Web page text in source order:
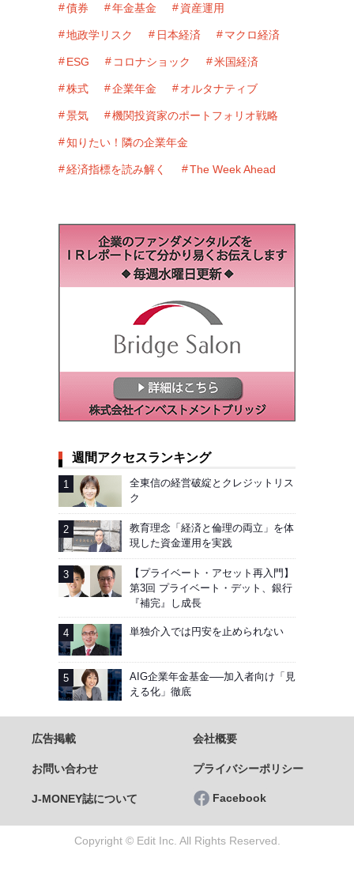
債券 年金基金 資産運用
地政学リスク 日本経済 マクロ経済
ESG コロナショック 米国経済
株式 企業年金 オルタナティブ
景気 機関投資家のポートフォリオ戦略
知りたい！隣の企業年金
経済指標を読み解く The Week Ahead
週間アクセスランキング
全東信の経営破綻とクレジットリス
ク
教育理念「経済と倫理の両立」を体
現した資金運用を実践
【プライベート・アセット再入門】
第3回 プライベート・デット、銀行
『補完』し成長
単独介入では円安を止められない
AIG企業年金基金──加入者向け「見
える化」徹底
広告掲載 会社概要
お問い合わせ プライバシーポリシー
J-MONEY誌について Facebook
Copyright © Edit Inc. All Rights Reserved.